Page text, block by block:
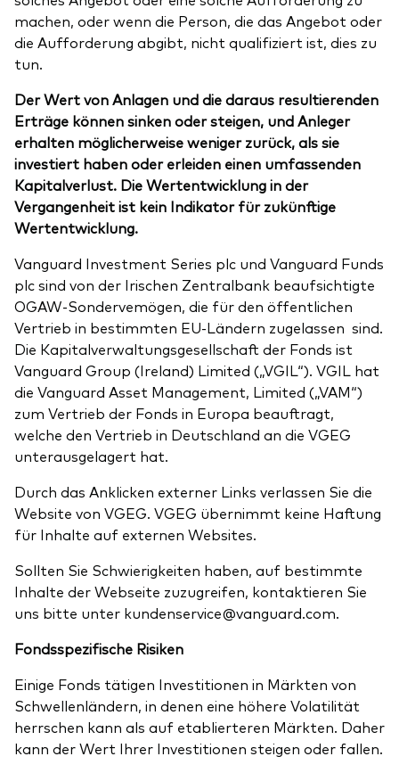
machen, oder wenn die Person, die das Angebot oder
die Aufforderung abgibt, nicht qualifiziert ist, dies zu
tun.
Der Wert von Anlagen und die daraus resultierenden
Erträge können sinken oder steigen, und Anleger
erhalten möglicherweise weniger zurück, als sie
investiert haben oder erleiden einen umfassenden
Kapitalverlust. Die Wertentwicklung in der
Vergangenheit ist kein Indikator für zukünftige
Wertentwicklung.
Vanguard Investment Series plc und Vanguard Funds
plc sind von der Irischen Zentralbank beaufsichtigte
OGAW-Sondervemögen, die für den öffentlichen
Vertrieb in bestimmten EU-Ländern zugelassen sind.
Die Kapitalverwaltungsgesellschaft der Fonds ist
Vanguard Group (Ireland) Limited („VGIL“). VGIL hat
die Vanguard Asset Management, Limited („VAM“)
zum Vertrieb der Fonds in Europa beauftragt,
welche den Vertrieb in Deutschland an die VGEG
unterausgelagert hat.
Durch das Anklicken externer Links verlassen Sie die
Website von VGEG. VGEG übernimmt keine Haftung
für Inhalte auf externen Websites.
Sollten Sie Schwierigkeiten haben, auf bestimmte
Inhalte der Webseite zuzugreifen, kontaktieren Sie
uns bitte unter kundenservice@vanguard.com.
Fondsspezifische Risiken
Einige Fonds tätigen Investitionen in Märkten von
Schwellenländern, in denen eine höhere Volatilität
herrschen kann als auf etablierteren Märkten. Daher
kann der Wert Ihrer Investitionen steigen oder fallen.